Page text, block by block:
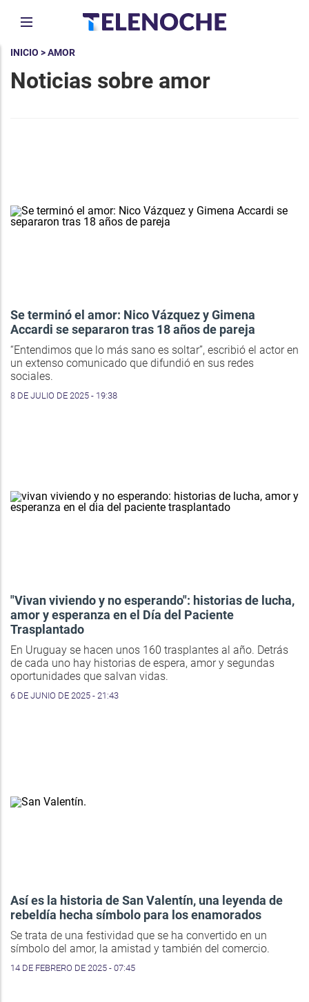
INICIO > AMOR
Noticias sobre amor
Se terminó el amor: Nico Vázquez y Gimena
Accardi se separaron tras 18 años de pareja
“Entendimos que lo más sano es soltar”, escribió el actor en
un extenso comunicado que difundió en sus redes
sociales.
8 DE JULIO DE 2025 - 19:38
"Vivan viviendo y no esperando": historias de lucha,
amor y esperanza en el Día del Paciente
Trasplantado
En Uruguay se hacen unos 160 trasplantes al año. Detrás
de cada uno hay historias de espera, amor y segundas
oportunidades que salvan vidas.
6 DE JUNIO DE 2025 - 21:43
Así es la historia de San Valentín, una leyenda de
rebeldía hecha símbolo para los enamorados
Se trata de una festividad que se ha convertido en un
símbolo del amor, la amistad y también del comercio.
14 DE FEBRERO DE 2025 - 07:45